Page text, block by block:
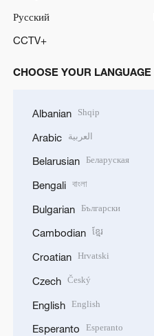
Русский
CCTV+
CHOOSE YOUR LANGUAGE
Albanian Shqip
Arabic العربية
Belarusian Беларуская
Bengali বাংলা
Bulgarian Български
Cambodian ខ្មែរ
Croatian Hrvatski
Czech Český
English English
Esperanto Esperanto